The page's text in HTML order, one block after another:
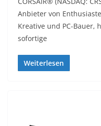
Anbieter von
Kreative und PC-Bauer,
sofortige
Weiterlesen